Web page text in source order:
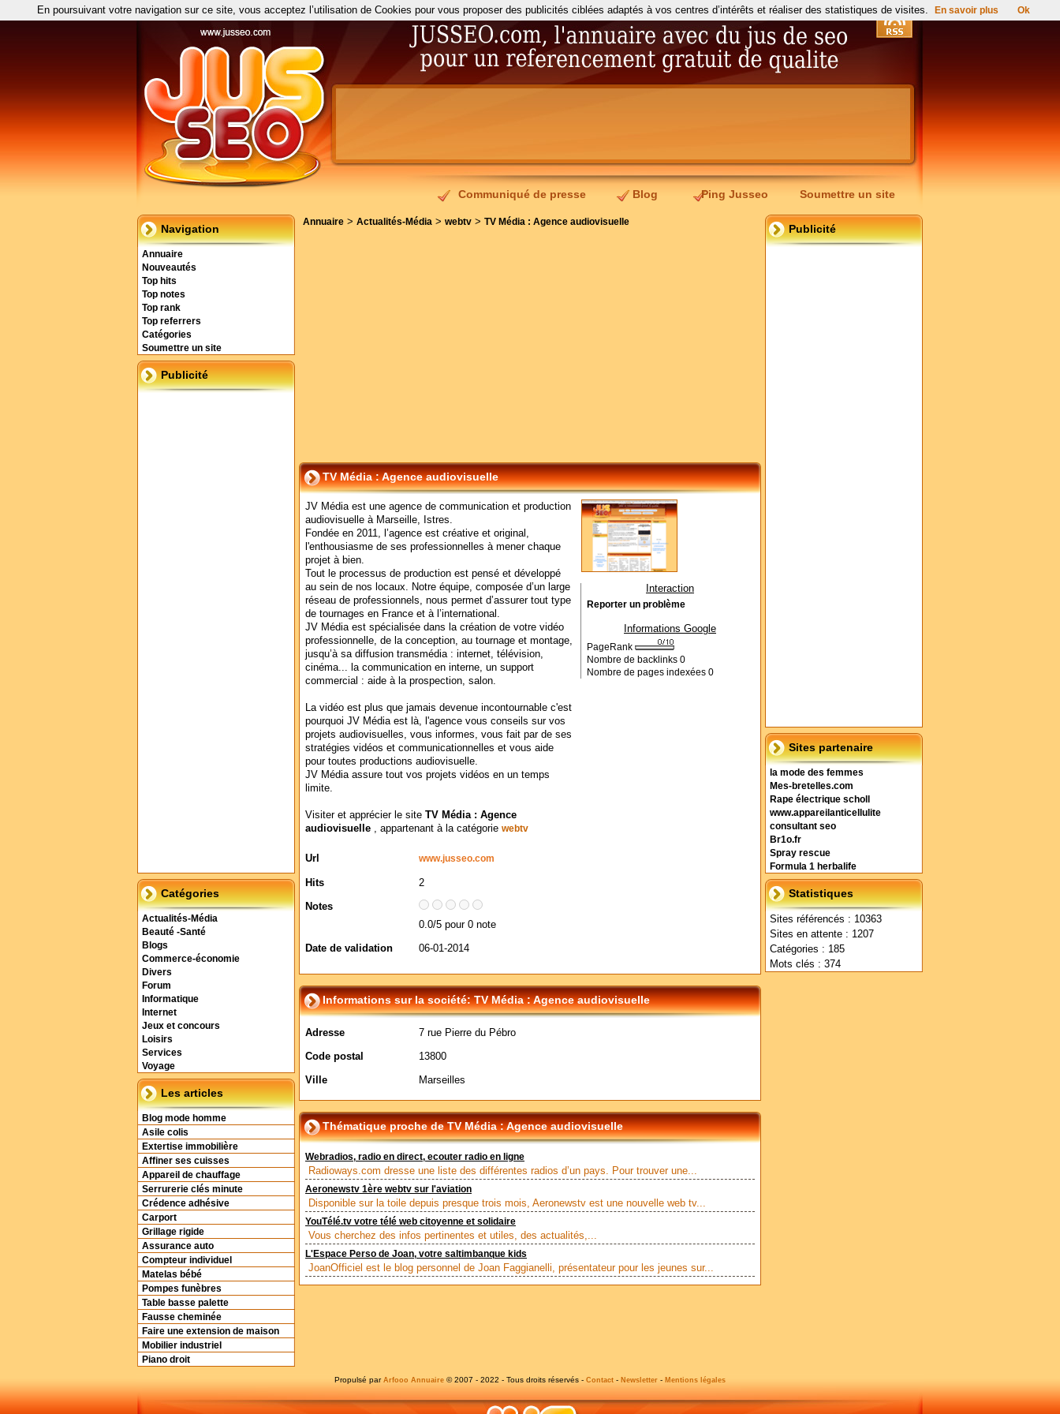
Communiqué de presse Blog Ping Jusseo Soumettre un site
Navigation
Annuaire
Nouveautés
Top hits
Top notes
Top rank
Top referrers
Catégories
Soumettre un site
Publicité
Catégories
Actualités-Média
Beauté -Santé
Blogs
Commerce-économie
Divers
Forum
Informatique
Internet
Jeux et concours
Loisirs
Services
Voyage
Les articles
Blog mode homme
Asile colis
Extertise immobilière
Affiner ses cuisses
Appareil de chauffage
Serrurerie clés minute
Crédence adhésive
Carport
Grillage rigide
Assurance auto
Compteur individuel
Matelas bébé
Pompes funèbres
Table basse palette
Fausse cheminée
Faire une extension de maison
Mobilier industriel
Piano droit
Publicité
Sites partenaire
la mode des femmes
Mes-bretelles.com
Rape électrique scholl
www.appareilanticellulite
consultant seo
Br1o.fr
Spray rescue
Formula 1 herbalife
Statistiques
Sites référencés : 10363
Sites en attente : 1207
Catégories : 185
Mots clés : 374
Annuaire > Actualités-Média > webtv > TV Média : Agence audiovisuelle
TV Média : Agence audiovisuelle
JV Média est une agence de communication et production
audiovisuelle à Marseille, Istres.
Fondée en 2011, l’agence est créative et original,
l'enthousiasme de ses professionnelles à mener chaque
projet à bien.
Tout le processus de production est pensé et développé
au sein de nos locaux. Notre équipe, composée d’un large
réseau de professionnels, nous permet d’assurer tout type
de tournages en France et à l’international.
JV Média est spécialisée dans la création de votre vidéo
professionnelle, de la conception, au tournage et montage,
jusqu’à sa diffusion transmédia : internet, télévision,
cinéma... la communication en interne, un support
commercial : aide à la prospection, salon.
La vidéo est plus que jamais devenue incontournable c'est
pourquoi JV Média est là, l'agence vous conseils sur vos
projets audiovisuelles, vous informes, vous fait par de ses
stratégies vidéos et communicationnelles et vous aide
pour toutes productions audiovisuelle.
JV Média assure tout vos projets vidéos en un temps
limite.
Visiter et apprécier le site TV Média : Agence
audiovisuelle , appartenant à la catégorie webtv
Url www.jusseo.com
Hits
2
Notes
0.0/5 pour 0 note
Date de validation
06-01-2014
Interaction
Reporter un problème
Informations Google
PageRank
Nombre de backlinks 0
Nombre de pages indexées 0
Informations sur la société: TV Média : Agence audiovisuelle
Adresse
7 rue Pierre du Pébro
Code postal
13800
Ville
Marseilles
Thématique proche de TV Média : Agence audiovisuelle
Webradios, radio en direct, ecouter radio en ligne
Radioways.com dresse une liste des différentes radios d’un pays. Pour trouver une...
Aeronewstv 1ère webtv sur l'aviation
Disponible sur la toile depuis presque trois mois, Aeronewstv est une nouvelle web tv...
YouTélé.tv votre télé web citoyenne et solidaire
Vous cherchez des infos pertinentes et utiles, des actualités,...
L'Espace Perso de Joan, votre saltimbanque kids
JoanOfficiel est le blog personnel de Joan Faggianelli, présentateur pour les jeunes sur...
Propulsé par Arfooo Annuaire © 2007 - 2022 - Tous droits réservés - Contact - Newsletter - Mentions légales
En poursuivant votre navigation sur ce site, vous acceptez l’utilisation de Cookies pour vous proposer des publicités ciblées adaptés à vos centres d’intérêts et réaliser des statistiques de visites. En savoir plus Ok